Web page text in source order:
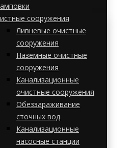
сооружения
Ливневые очистные
сооружения
Наземные очистные
сооружения
Канализационные
очистные сооружения
Обеззараживание
сточных вод
Канализационные
насосные станции